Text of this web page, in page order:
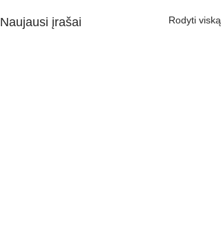
Naujausi įrašai Rodyti viską